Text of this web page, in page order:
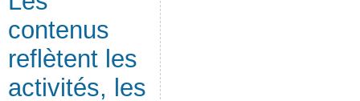
contenus
reflètent les
activités, les